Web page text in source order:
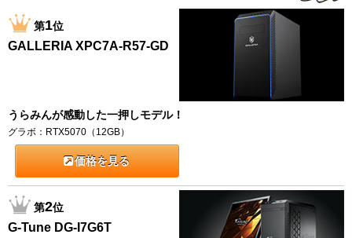
第1位
GALLERIA XPC7A-R57-GD
うらみんが感動した一押しモデル！
グラボ：RTX5070（12GB）
価格を見る
第2位
G-Tune DG-I7G6T